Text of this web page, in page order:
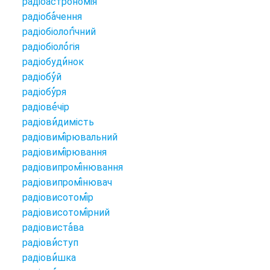
радіобачення
радіобіологічний
радіобіологія
радіобудинок
радіобуй
радіобуря
радіовечір
радіовидимість
радіовимірювальний
радіовимірювання
радіовипромінювання
радіовипромінювач
радіовисотомір
радіовисотомірний
радіовистава
радіовиступ
радіовишка